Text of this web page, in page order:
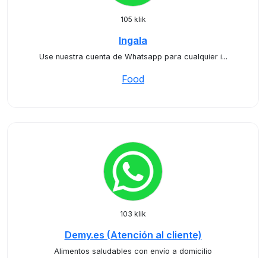
105 klik
Ingala
Use nuestra cuenta de Whatsapp para cualquier i...
Food
103 klik
Demy.es (Atención al cliente)
Alimentos saludables con envío a domicilio